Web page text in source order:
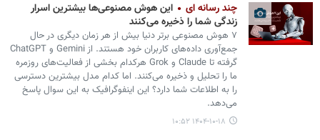
چند رسانه ای
این هوش مصنوعی‌ها بیشترین اسرار
زندگی شما را ذخیره می‌کنند
۷ هوش مصنوعی برتر دنیا بیش از هر زمان دیگری در حال
جمع‌آوری داده‌های کاربران خود هستند. از Gemini و ChatGPT
گرفته تا Claude و Grok هرکدام بخشی از فعالیت‌های روزمره
ما را تحلیل و ذخیره می‌کنند. اما کدام مدل بیشترین دسترسی
را به اطلاعات شما دارد؟ این اینفوگرافیک به این سوال پاسخ
می‌دهد.
۱۴۰۴-۱۰-۱۸ ۱۰:۵۲